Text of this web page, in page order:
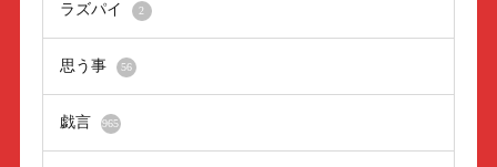
ラズパイ 2
思う事 56
戯言 965